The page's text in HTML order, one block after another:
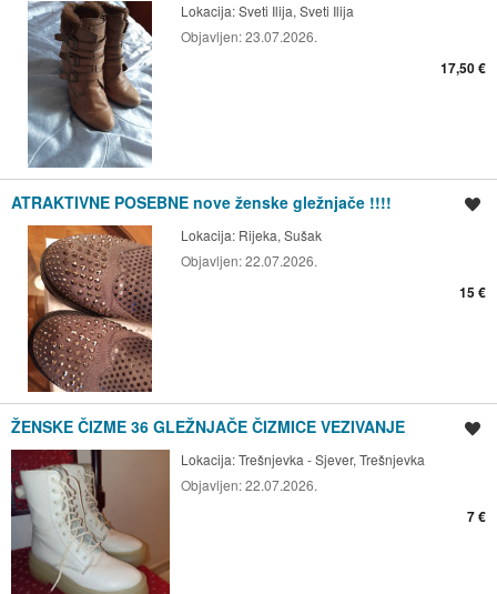
Lokacija:Sveti Ilija, Sveti Ilija
Objavljen:23.07.2026.
17,50 €
ATRAKTIVNE POSEBNE nove ženske gležnjače !!!!
Lokacija: Rijeka, Sušak
Objavljen:22.07.2026.
15 €
ŽENSKE ČIZME 36 GLEŽNJAČE ČIZMICE VEZIVANJE
Lokacija:Trešnjevka - Sjever, Trešnjevka
Objavljen:22.07.2026.
7 €